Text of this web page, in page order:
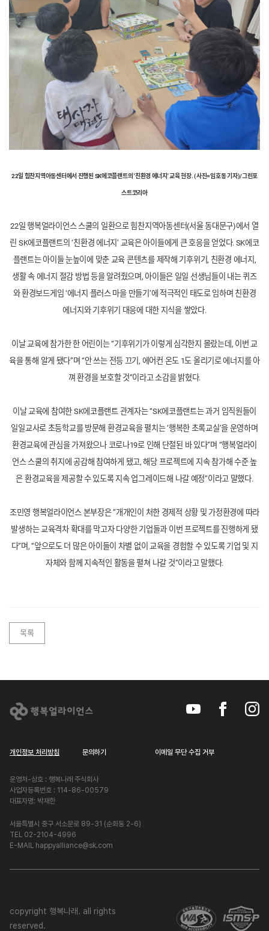
22일 힘찬지역아동센터에서 진행된 SK에코플랜트의 '친환경 에너지' 교육 현장. (사진=임호동 기자)/그린포
스트코리아
22일 행복얼라이언스 스쿨의 일환으로 힘찬지역아동센터(서울 동대문구)에서 열
린 SK에코플랜트의 ‘친환경 에너지’ 교육은 아이들에게 큰 호응을 얻었다. SK에코
플랜트는 아이들 눈높이에 맞춘 교육 콘텐츠를 제작해 기후위기, 친환경 에너지,
생활 속 에너지 절감 방법 등을 알려줬으며, 아이들은 일일 선생님들이 내는 퀴즈
와 환경보드게임 ‘에너지 플러스 마을 만들기’에 적극적인 태도로 임하며 친환경
에너지와 기후위기 대응에 대한 지식을 쌓았다.
이날 교육에 참가한 한 어린이는 “기후위기가 이렇게 심각한지 몰랐는데, 이번 교
육을 통해 알게 됐다”며 “안 쓰는 전등 끄기, 에어컨 온도 1도 올리기로 에너지를 아
껴 환경을 보호할 것”이라고 소감을 밝혔다.
이날 교육에 참여한 SK에코플랜트 관계자는 “SK에코플랜트는 과거 임직원들이
일일교사로 초등학교를 방문해 환경교육을 펼치는 ‘행복한 초록교실’을 운영하며
환경교육에 관심을 가져왔으나 코로나19로 인해 단절된 바 있다”며 “행복얼라이
언스 스쿨의 취지에 공감해 참여하게 됐고, 해당 프로젝트에 지속 참가해 수준 높
은 환경교육을 제공할 수 있도록 지속 업그레이드해 나갈 예정”이라고 말했다.
조민영 행복얼라이언스 본부장은 ”개개인이 처한 경제적 상황 및 가정환경에 따라
발생하는 교육격차 확대를 막고자 다양한 기업들과 이번 프로젝트를 진행하게 됐
다”며, “앞으로도 더 많은 아이들이 차별 없이 교육을 경험할 수 있도록 기업 및 지
자체와 함께 지속적인 활동을 펼쳐 나갈 것”이라고 말했다.
목록
개인정보 처리방침 문의하기 이메일 무단 수집 거부
운영처-상호 : 행복나래 주식회사
사업자등록번호 : 114-86-00579
대표자명: 박재한
서울특별시 중구 서소문로 89-31 (순화동 2-6)
TEL 02-2104-4996
E-MAIL happyalliance@sk.com
copyright 행복나래. all rights
reserved.